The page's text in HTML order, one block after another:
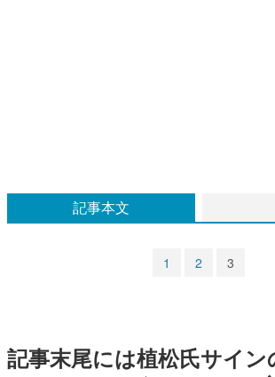
アプリレビュー
記事本文
1 2 3
記事末尾には植松氏サイ